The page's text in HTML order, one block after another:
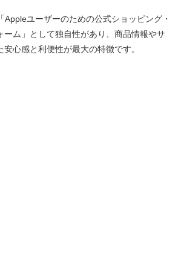
ユーザーのための公式ショッピング・
ーム」として独自性があり、商品情報やサ
心感と利便性が最大の特徴です。